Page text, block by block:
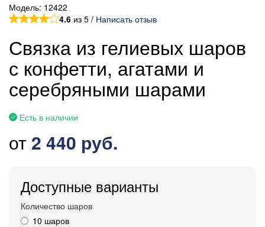
Модель: 12422
4.6 из 5 / Написать отзыв
Связка из гелиевых шаров
с конфетти, агатами и
серебряными шарами
Есть в наличии
от 2 440 руб.
Доступные варианты
Количество шаров
10 шаров